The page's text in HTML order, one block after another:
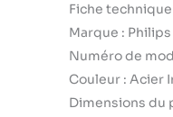
Fiche technique
Marque :
Numéro de
Couleur : Acier
Dimensions du